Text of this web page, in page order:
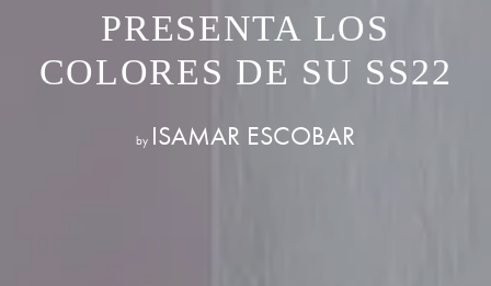
PRESENTA LOS
COLORES DE SU SS22
by ISAMAR ESCOBAR